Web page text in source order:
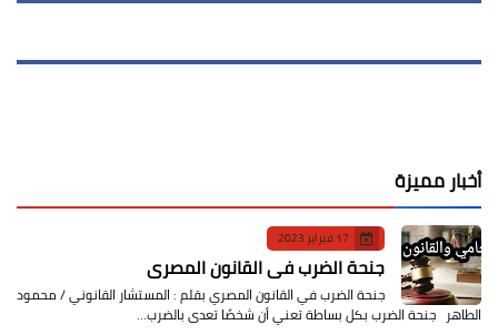
أخبار مميزة
17 فبراير 2023
جنحة الضرب في القانون المصري
جنحة الضرب في القانون المصري بقلم : المستشار القانوني / محمود
الطاهر جنحة الضرب بكل بساطة تعني أن شخصًا تعدى بالضرب…